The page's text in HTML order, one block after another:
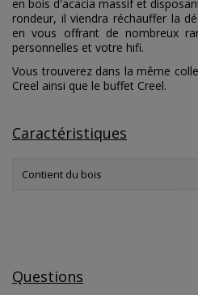
en bois d'acacia massif et
rondeur, il viendra réchauffer la
en vous offrant de nombreux
personnelles et votre hifi.
Vous trouverez dans la même
Creel ainsi que le buffet Creel.
Caractéristiques
Contient du bois
Questions